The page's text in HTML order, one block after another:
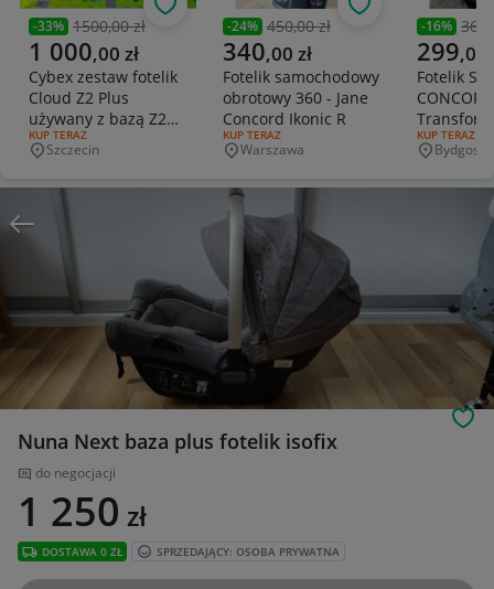
Poprzednia cena
-33% 1500,00 zł
Aktualna cena
1 000,00 zł
Cybex zestaw fotelik
Cloud Z2 Plus
używany z bazą Z2
NOWA plus dodatki
RODZAJ OFERTY:
KUP TERAZ
Miejscowość
Szczecin
Obserwuj
Poprzednia cena
-24% 450,00 zł
Aktualna cena
340,00 zł
Fotelik samochodowy
obrotowy 360 - Jane
Concord Ikonic R
RODZAJ OFERTY:
KUP TERAZ
Miejscowość
Warszawa
Obserwuj
-16%
Aktualna
299,00
Fotelik
CONCORD
15-36 KG
stan !
RODZAJ
KUP TERAZ
Nuna Next baza plus fotelik isofix
do negocjacji
1 250 zł
DOSTAWA 0 ZŁ SPRZEDAJĄCY: OSOBA PRYWATNA